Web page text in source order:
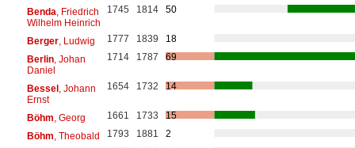
Benda , Friedrich
Wilhelm Heinrich
1745 1814 50
Berger, Ludwig 1777 1839
18
Berlin, Johan
Daniel
1714 1787 69
Bessel, Johann
Ernst
1654 1732 14
Böhm , Georg 1661 1733
15
Böhm , Theobald 1793 1881
2